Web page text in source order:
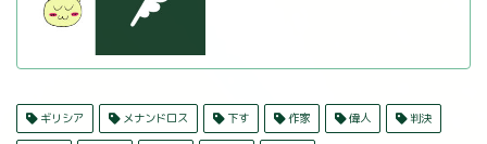
ギリシア メナンドロス 下す 作家 偉人 判決